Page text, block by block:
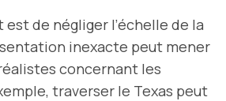
est de négliger l’échelle de la
inexacte peut mener
concernant les
traverser le Texas peut